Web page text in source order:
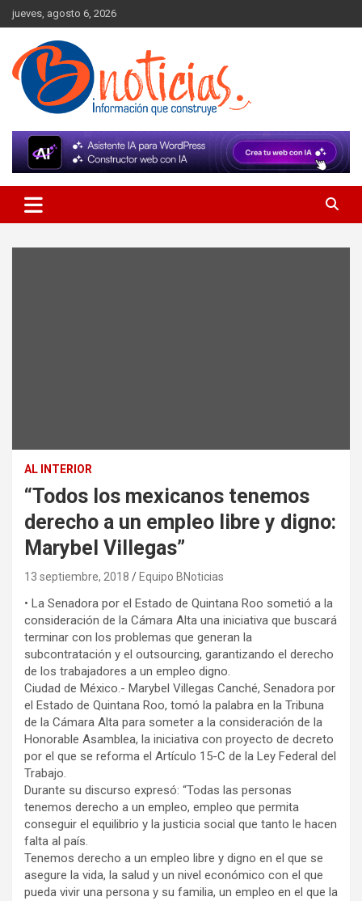
Skip
to
content
jueves, agosto 6, 2026
BNoticias
AL INTERIOR
“Todos los mexicanos tenemos
derecho a un empleo libre y digno:
Marybel Villegas”
13 septiembre, 2018 Equipo BNoticias
• La Senadora por el Estado de Quintana Roo sometió a la
consideración de la Cámara Alta una iniciativa que buscará
terminar con los problemas que generan la
subcontratación y el outsourcing, garantizando el derecho
de los trabajadores a un empleo digno.
Ciudad de México.- Marybel Villegas Canché, Senadora por
el Estado de Quintana Roo, tomó la palabra en la Tribuna
de la Cámara Alta para someter a la consideración de la
Honorable Asamblea, la iniciativa con proyecto de decreto
por el que se reforma el Artículo 15-C de la Ley Federal del
Trabajo.
Durante su discurso expresó: “Todas las personas
tenemos derecho a un empleo, empleo que permita
conseguir el equilibrio y la justicia social que tanto le hacen
falta al país.
Tenemos derecho a un empleo libre y digno en el que se
asegure la vida, la salud y un nivel económico con el que
pueda vivir una persona y su familia, un empleo en el que la